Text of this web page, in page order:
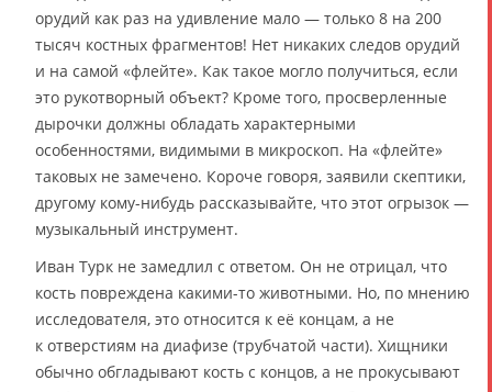
орудий как раз на удивление мало — только 8 на 200
тысяч костных фрагментов! Нет никаких следов орудий
и на самой «флейте». Как такое могло получиться, если
это рукотворный объект? Кроме того, просверленные
дырочки должны обладать характерными
особенностями, видимыми в микроскоп. На «флейте»
таковых не замечено. Короче говоря, заявили скептики,
другому кому-нибудь рассказывайте, что этот огрызок —
музыкальный инструмент.
Иван Турк не замедлил с ответом. Он не отрицал, что
кость повреждена какими-то животными. Но, по мнению
исследователя, это относится к её концам, а не
к отверстиям на диафизе (трубчатой части). Хищники
обычно обгладывают кость с концов, а не прокусывают